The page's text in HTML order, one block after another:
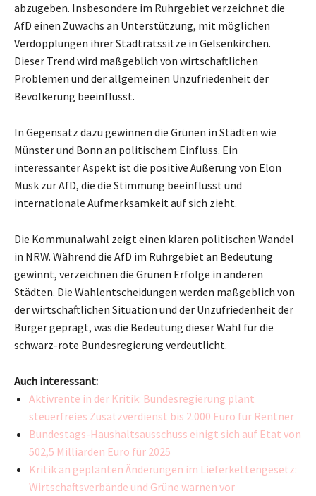
abzugeben. Insbesondere im Ruhrgebiet verzeichnet die
AfD einen Zuwachs an Unterstützung, mit möglichen
Verdopplungen ihrer Stadtratssitze in Gelsenkirchen.
Dieser Trend wird maßgeblich von wirtschaftlichen
Problemen und der allgemeinen Unzufriedenheit der
Bevölkerung beeinflusst.
In Gegensatz dazu gewinnen die Grünen in Städten wie
Münster und Bonn an politischem Einfluss. Ein
interessanter Aspekt ist die positive Äußerung von Elon
Musk zur AfD, die die Stimmung beeinflusst und
internationale Aufmerksamkeit auf sich zieht.
Die Kommunalwahl zeigt einen klaren politischen Wandel
in NRW. Während die AfD im Ruhrgebiet an Bedeutung
gewinnt, verzeichnen die Grünen Erfolge in anderen
Städten. Die Wahlentscheidungen werden maßgeblich von
der wirtschaftlichen Situation und der Unzufriedenheit der
Bürger geprägt, was die Bedeutung dieser Wahl für die
schwarz-rote Bundesregierung verdeutlicht.
Auch interessant:
Aktivrente in der Kritik: Bundesregierung plant
steuerfreies Zusatzverdienst bis 2.000 Euro für Rentner
Bundestags-Haushaltsausschuss einigt sich auf Etat von
502,5 Milliarden Euro für 2025
Kritik an geplanten Änderungen im Lieferkettengesetz:
Wirtschaftsverbände und Grüne warnen vor